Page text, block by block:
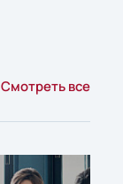
Смотреть все